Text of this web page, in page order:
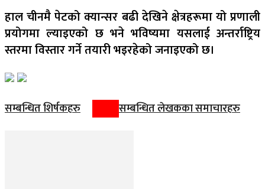
हाल चीनमै पेटको क्यान्सर बढी देखिने क्षेत्रहरूमा यो प्रणाली
प्रयोगमा ल्याइएको छ भने भविष्यमा यसलाई अन्तर्राष्ट्रिय
स्तरमा विस्तार गर्ने तयारी भइरहेको जनाइएको छ।
सम्बन्धित शिर्षकहरु सम्बन्धित लेखकका समाचारहरु